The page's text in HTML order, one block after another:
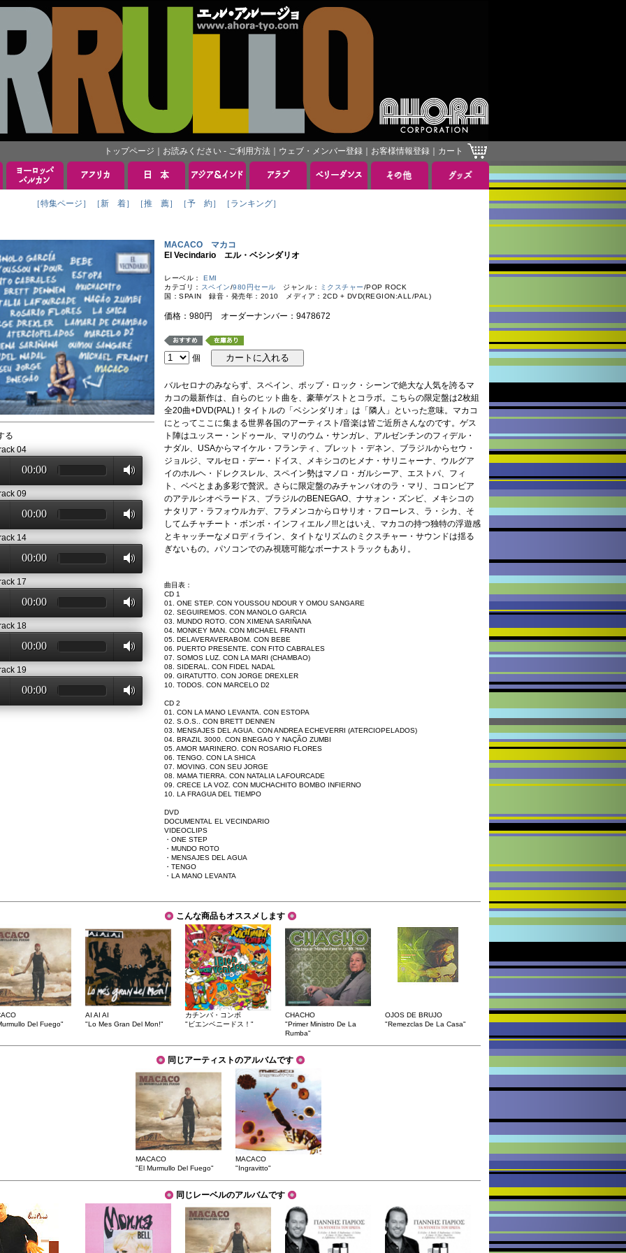
トップページ お読みください - ご利用方法 ウェブ・メンバー登録 お客様情報登録 カート
［特集ページ］ ［新 着］ ［推 薦］ ［予 約］ ［ランキング］
る
04
00:00
09
00:00
14
00:00
17
00:00
18
00:00
19
00:00
MACACO マカコ
El Vecindario エル・ベシンダリオ
レーベル： EMI
カテゴリ： スペイン/980円セール ジャンル： ミクスチャー/POP ROCK
国：SPAIN 録音・発売年：2010 メディア：2CD + DVD(REGION:ALL/PAL)
価格：980円 オーダーナンバー：9478672
個
バルセロナのみならず、スペイン、ポップ・ロック・シーンで絶大な人気を誇るマ
カコの最新作は、自らのヒット曲を、豪華ゲストとコラボ。こちらの限定盤は2枚組
全20曲+DVD(PAL)！タイトルの「ベシンダリオ」は「隣人」といった意味。マカコ
にとってここに集まる世界各国のアーティスト/音楽は皆ご近所さんなのです。ゲス
ト陣はユッスー・ンドゥール、マリのウム・サンガレ、アルゼンチンのフィデル・
ナダル、USAからマイケル・フランティ、ブレット・デネン、ブラジルからセウ・
ジョルジ、マルセロ・デー・ドイス、メキシコのヒメナ・サリニャーナ、ウルグア
イのホルヘ・ドレクスレル、スペイン勢はマノロ・ガルシーア、エストパ、フィ
ト、ベベとまあ多彩で贅沢。さらに限定盤のみチャンバオのラ・マリ、コロンビア
のアテルシオペラードス、ブラジルのBENEGAO、ナサォン・ズンビ、メキシコの
ナタリア・ラフォウルカデ、フラメンコからロサリオ・フローレス、ラ・シカ、そ
してムチャチート・ボンボ・インフィエルノ!!!とはいえ、マカコの持つ独特の浮遊感
とキャッチーなメロディライン、タイトなリズムのミクスチャー・サウンドは揺る
ぎないもの。パソコンでのみ視聴可能なボーナストラックもあり。
曲目表：
CD 1
01. ONE STEP. CON YOUSSOU NDOUR Y OMOU SANGARE
02. SEGUIREMOS. CON MANOLO GARCIA
03. MUNDO ROTO. CON XIMENA SARIÑANA
04. MONKEY MAN. CON MICHAEL FRANTI
05. DELAVERAVERABOM. CON BEBE
06. PUERTO PRESENTE. CON FITO CABRALES
07. SOMOS LUZ. CON LA MARI (CHAMBAO)
08. SIDERAL. CON FIDEL NADAL
09. GIRATUTTO. CON JORGE DREXLER
10. TODOS. CON MARCELO D2
CD 2
01. CON LA MANO LEVANTA. CON ESTOPA
02. S.O.S.. CON BRETT DENNEN
03. MENSAJES DEL AGUA. CON ANDREA ECHEVERRI (ATERCIOPELADOS)
04. BRAZIL 3000. CON BNEGAO Y NAÇÃO ZUMBI
05. AMOR MARINERO. CON ROSARIO FLORES
06. TENGO. CON LA SHICA
07. MOVING. CON SEU JORGE
08. MAMA TIERRA. CON NATALIA LAFOURCADE
09. CRECE LA VOZ. CON MUCHACHITO BOMBO INFIERNO
10. LA FRAGUA DEL TIEMPO
DVD
DOCUMENTAL EL VECINDARIO
VIDEOCLIPS
・ONE STEP
・MUNDO ROTO
・MENSAJES DEL AGUA
・TENGO
・LA MANO LEVANTA
こんな商品もオススメします
Del Fuego"
AI AI AI
"Lo Mes Gran Del Mon!"
カチンバ・コンボ
"ビエンベニードス！"
CHACHO
"Primer Ministro De La
Rumba"
OJOS DE BRUJO
"Remezclas De La Casa"
同じアーティストのアルバムです
MACACO
"El Murmullo Del Fuego"
MACACO
"Ingravitto"
同じレーベルのアルバムです